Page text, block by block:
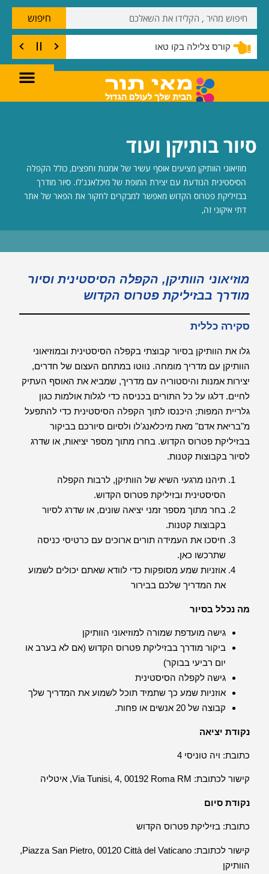
קורס צלילה בקו טאולעשות בקו טאו
חיפוש
סיור בותיקן ועוד
מוזיאוני הוותיקן מציעים אוסף עשיר של אמנות וחפצים, כולל הקפלה
הסיסטינית הנודעת עם יצירת המופת של מיכלאנג'לו. סיור מודרך
בבזיליקת פטרוס הקדוש מאפשר למבקרים לחקור את הפאר של אתר
דתי איקוני זה,
מוזיאוני הוותיקן, הקפלה הסיסטינית וסיור
מודרך בבזיליקת פטרוס הקדוש
סקירה כללית
גלו את הוותיקן בסיור קבוצתי בקפלה הסיסטינית ובמוזיאוני
הוותיקן עם מדריך מומחה. נווטו במתחם העצום של חדרים,
יצירות אמנות והיסטוריה עם מדריך, שמביא את האוסף העתיק
לחיים. דלגו על כל התורים בכניסה כדי לגלות אולמות כגון
גלריית המפות; היכנסו לתוך הקפלה הסיסטינית כדי להתפעל
מ"בריאת אדם" מאת מיכלאנג'לו ולסיום סיורכם בביקור
בבזיליקת פטרוס הקדוש. בחרו מתוך מספר יציאות, או שדרג
לסיור בקבוצות קטנות.
תיהנו מרגעי השיא של הוותיקן, לרבות הקפלה
הסיסטינית ובזיליקת פטרוס הקדוש.
בחר מתוך מספר זמני יציאה שונים, או שדרג לסיור
בקבוצות קטנות.
חיסכו את העמידה תורים ארוכים עם כרטיסי כניסה
שתרכשו כאן.
אוזניות שמע מסופקות כדי לוודא שאתם יכולים לשמוע
את המדריך שלכם בבירור
מה נכלל בסיור
גישה מועדפת שמורה למוזיאוני הוותיקן
ביקור מודרך בבזיליקת פטרוס הקדוש (אם לא בערב או
יום רביעי בבוקר)
גישה לקפלה הסיסטינית
אוזניות שמע כך שתמיד תוכל לשמוע את המדריך שלך
קבוצה של 20 אנשים או פחות.
נקודת יציאה
כתובת: ויה טוניסי 4
קישור לכתובת: Via Tunisi, 4, 00192 Roma RM, איטליה
נקודת סיום
כתובת: בזיליקת פטרוס הקדוש
קישור לכתובת: Piazza San Pietro, 00120 Città del Vaticano,
הוותיקן